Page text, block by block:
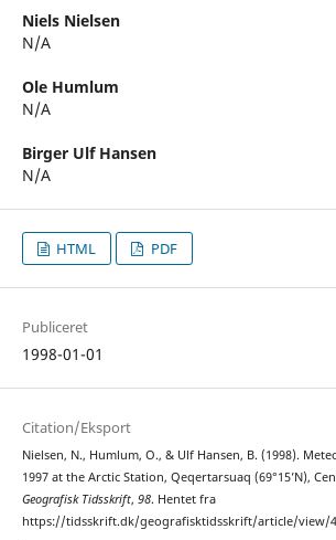
Niels Nielsen
N/A
Ole Humlum
N/A
Birger Ulf Hansen
N/A
HTML PDF
Publiceret
1998-01-01
Citation/Eksport
Nielsen, N., Humlum, O., & Ulf Hansen, B. (1998).
1997 at the Arctic Station, Qeqertarsuaq (69°15’N),
Geografisk Tidsskrift, 98. Hentet fra
https://tidsskrift.dk/geografisktidsskrift/article/view/